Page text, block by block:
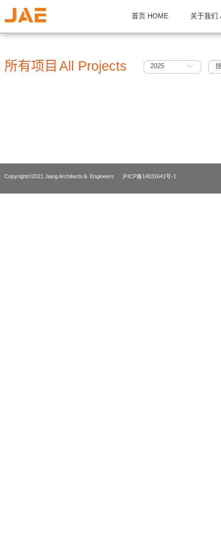
首页 HOME 关
所有项目 All Projects 2025
Copyright©2021 Jiang Architects＆ Engineers 沪ICP备14031641号-1